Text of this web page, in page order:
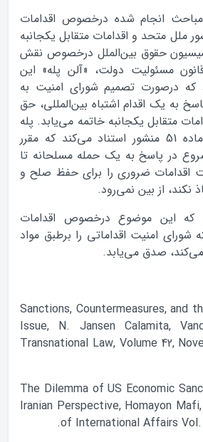
انجام شده درخصوص اقدامات
متحد و اقدامات متقابل یکجانبه
حقوق بین‌الملل درخصوص نقش
مسئولیت دولت، «آلن پله» این
درصورت تصمیم شورای امنیت به
به یک اقدام اشتباه بین‌المللی، حق
متقابل یکجانبه خاتمه می‌یابد. پله
در این خصوص به ماده 51 منشور استناد می‌کند که مقرر
در پاسخ به یک حمله مسلحانه تا
اقدامات ضروری را برای حفظ صلح و
از بین نمی‌رود.
که این موضوع درخصوص اقدامات
امنیت اقداماتی را برطبق مواد
1. Sanctions, Countermeasures,
Issue, N. Jansen Calamita,
Transnational Law, Volume 42,
2. The Dilemma of US Economic
Iranian Perspective, Homayon
of International Affairs